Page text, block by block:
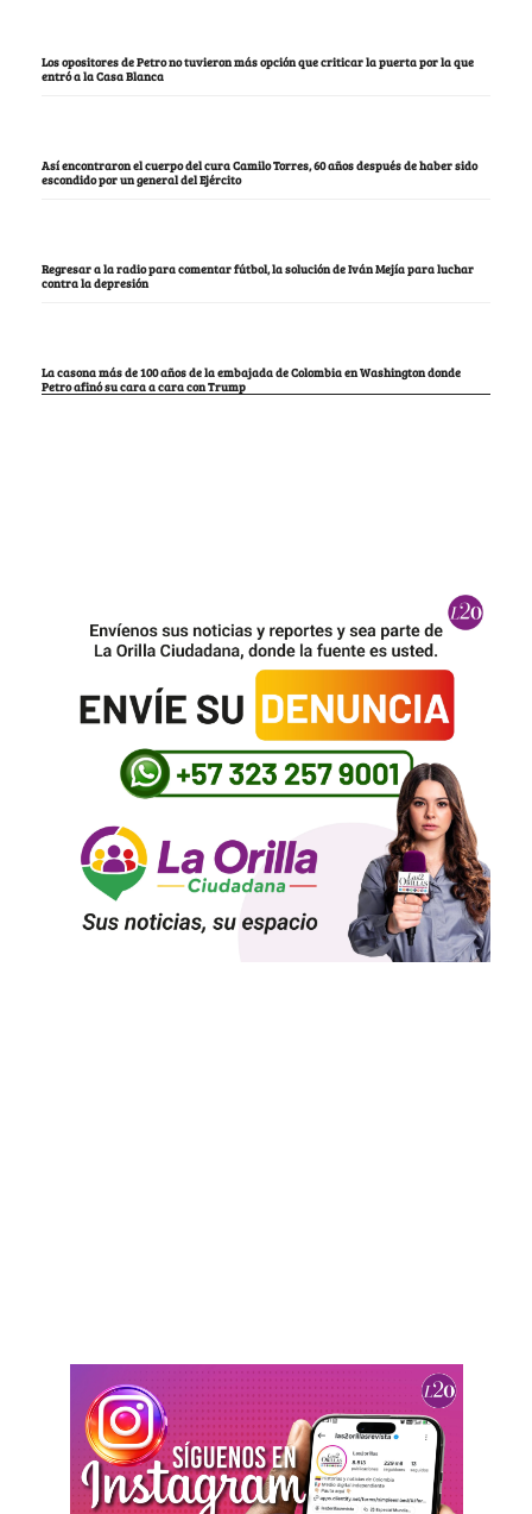
Los opositores de Petro no tuvieron más opción que criticar la puerta por la que
entró a la Casa Blanca
Así encontraron el cuerpo del cura Camilo Torres, 60 años después de haber sido
escondido por un general del Ejército
Regresar a la radio para comentar fútbol, la solución de Iván Mejía para luchar
contra la depresión
La casona más de 100 años de la embajada de Colombia en Washington donde
Petro afinó su cara a cara con Trump